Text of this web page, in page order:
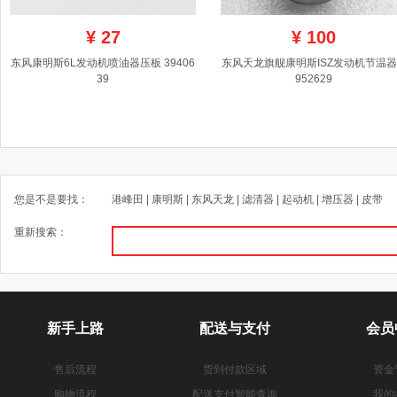
¥27
东风康明斯6L发动机喷油器压板 39406
39
¥ 100
东风天龙旗舰康明斯ISZ发动机节温
952629
您是不是要找： 港峰田 康明斯 东风天龙 滤清器 起动机 增压器 皮带
重新搜索：
新手上路
售后流程
购物流程
配送与支付
货到付款区域
配送支付智能查询
会
资金
我的